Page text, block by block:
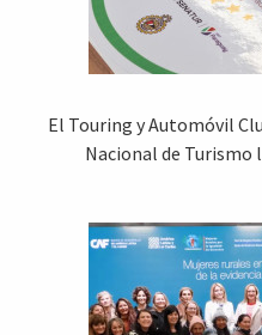
El Touring y Automóvil
Nacional de Turismo